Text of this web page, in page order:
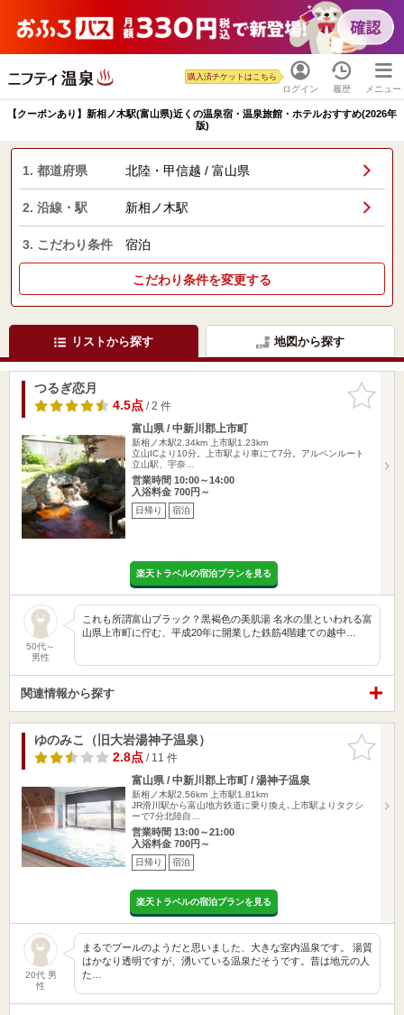
ログイン
購入済チケットはこちら
履歴 メニュー
【クーポンあり】新相ノ木駅(富山県)近くの温泉宿・温泉旅館・ホテルおすすめ(2026年
版)
1. 都道府県 北陸・甲信越 / 富山県
2. 沿線・駅 新相ノ木駅
3. こだわり条件 宿泊
こだわり条件を変更する
リストから探す 地図から探す
お気に入
りに追加
つるぎ恋月
4.5点/ 2 件
富山県 / 中新川郡上市町
新相ノ木駅2.34km
上市駅1.23km
立山ICより10分。上市駅より車にて7分。アルペンルート
立山駅、宇奈…
営業時間 10:00～14:00
入浴料金 700円～
日帰り 宿泊
楽天トラベルの宿泊プランを見る
50代～
男性
これも所謂富山ブラック？黒褐色の美肌湯 名水の里といわれる富
山県上市町に佇む、平成20年に開業した鉄筋4階建ての越中…
関連情報から探す
お気に入
りに追加
ゆのみこ（旧大岩湯神子温泉）
2.8点/ 11 件
富山県 / 中新川郡上市町 / 湯神子温泉
新相ノ木駅2.56km
上市駅1.81km
JR滑川駅から富山地方鉄道に乗り換え､上市駅よりタクシ
ーで7分北陸自…
営業時間 13:00～21:00
入浴料金 700円～
日帰り 宿泊
楽天トラベルの宿泊プランを見る
20代 男
性
まるでプールのようだと思いました、大きな室内温泉です。 湯質
はかなり透明ですが、湧いている温泉だそうです。昔は地元の人
た…